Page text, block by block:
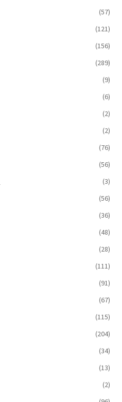
(57)
(121)
(156)
(289)
(9)
(6)
(2)
(2)
(76)
(56)
(3)
(56)
(36)
(48)
(28)
(111)
(91)
(67)
(115)
(204)
(34)
(13)
(2)